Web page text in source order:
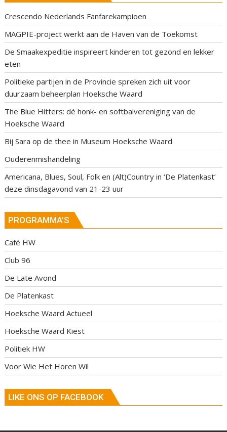
Crescendo Nederlands Fanfarekampioen
MAGPIE-project werkt aan de Haven van de Toekomst
De Smaakexpeditie inspireert kinderen tot gezond en lekker
eten
Politieke partijen in de Provincie spreken zich uit voor
duurzaam beheerplan Hoeksche Waard
The Blue Hitters: dé honk- en softbalvereniging van de
Hoeksche Waard
Bij Sara op de thee in Museum Hoeksche Waard
Ouderenmishandeling
Americana, Blues, Soul, Folk en (Alt)Country in ‘De Platenkast’
deze dinsdagavond van 21-23 uur
PROGRAMMA’S
Café HW
Club 96
De Late Avond
De Platenkast
Hoeksche Waard Actueel
Hoeksche Waard Kiest
Politiek HW
Voor Wie Het Horen Wil
LIKE ONS OP FACEBOOK